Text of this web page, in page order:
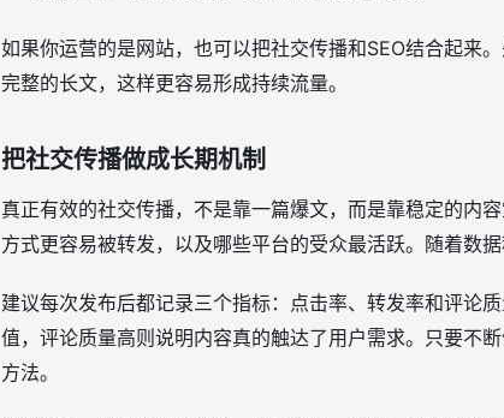
如果你运营的是网站，也可以把社交传播和SEO结合起来
完整的长文，这样更容易形成持续流量。
把社交传播做成长期机制
真正有效的社交传播，不是靠一篇爆文，而是靠稳定的内
方式更容易被转发，以及哪些平台的受众最活跃。随着数
建议每次发布后都记录三个指标：点击率、转发率和评论
值，评论质量高则说明内容真的触达了用户需求。只要不
方法。